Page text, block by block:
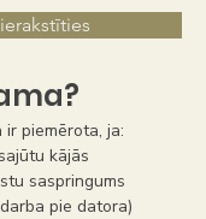
ir piemērota, ja:
kājās
saspringums
pie datora)